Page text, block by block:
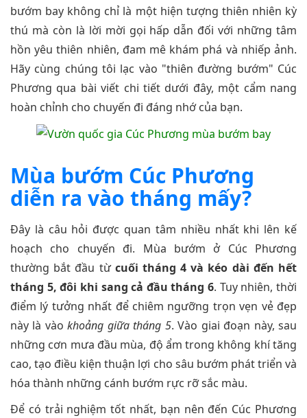
bướm bay không chỉ là một hiện tượng thiên nhiên kỳ
thú mà còn là lời mời gọi hấp dẫn đối với những tâm
hồn yêu thiên nhiên, đam mê khám phá và nhiếp ảnh.
Hãy cùng chúng tôi lạc vào "thiên đường bướm" Cúc
Phương qua bài viết chi tiết dưới đây, một cẩm nang
hoàn chỉnh cho chuyến đi đáng nhớ của bạn.
Mùa bướm Cúc Phương
diễn ra vào tháng mấy?
Đây là câu hỏi được quan tâm nhiều nhất khi lên kế
hoạch cho chuyến đi. Mùa bướm ở Cúc Phương
thường bắt đầu từ cuối tháng 4 và kéo dài đến hết
tháng 5, đôi khi sang cả đầu tháng 6. Tuy nhiên, thời
điểm lý tưởng nhất để chiêm ngưỡng trọn vẹn vẻ đẹp
này là vàokhoảng giữa tháng 5. Vào giai đoạn này, sau
những cơn mưa đầu mùa, độ ẩm trong không khí tăng
cao, tạo điều kiện thuận lợi cho sâu bướm phát triển và
hóa thành những cánh bướm rực rỡ sắc màu.
Để có trải nghiệm tốt nhất, bạn nên đến Cúc Phương